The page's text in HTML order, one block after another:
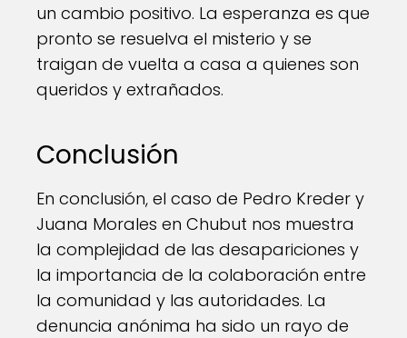
un cambio positivo. La esperanza es que
pronto se resuelva el misterio y se
traigan de vuelta a casa a quienes son
queridos y extrañados.
Conclusión
En conclusión, el caso de Pedro Kreder y
Juana Morales en Chubut nos muestra
la complejidad de las desapariciones y
la importancia de la colaboración entre
la comunidad y las autoridades. La
denuncia anónima ha sido un rayo de